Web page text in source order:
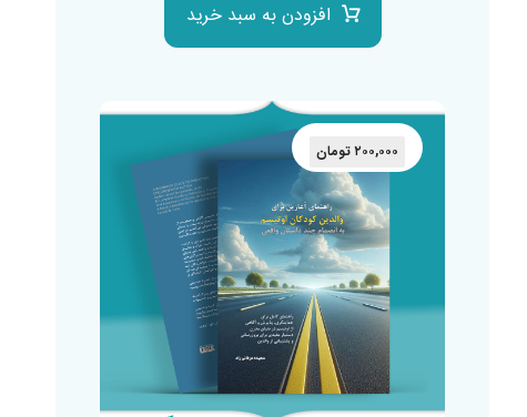
افزودن به سبد خرید
۲۰۰,۰۰۰ تومان